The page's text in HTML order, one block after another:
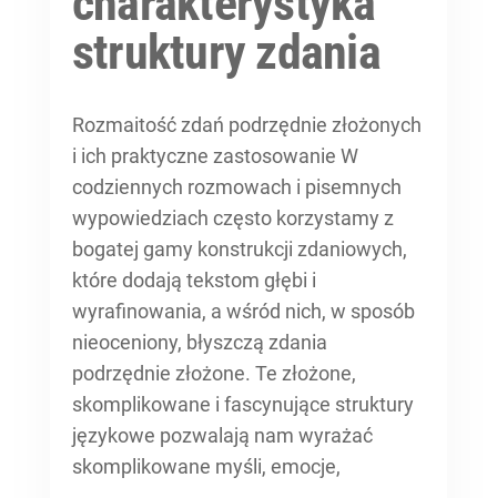
struktury zdania
Rozmaitość zdań podrzędnie złożonych
i ich praktyczne zastosowanie W
codziennych rozmowach i pisemnych
wypowiedziach często korzystamy z
bogatej gamy konstrukcji zdaniowych,
które dodają tekstom głębi i
wyrafinowania, a wśród nich, w sposób
nieoceniony, błyszczą zdania
podrzędnie złożone. Te złożone,
skomplikowane i fascynujące struktury
językowe pozwalają nam wyrażać
skomplikowane myśli, emocje,